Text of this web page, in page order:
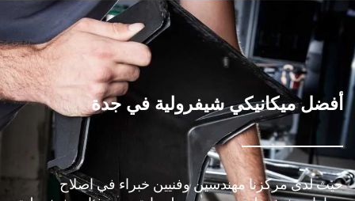
أفضل ميكانيكي شيفرولية في جدة
حيث لدى مركزنا مهندسين وفنيين خبراء في اصلاح